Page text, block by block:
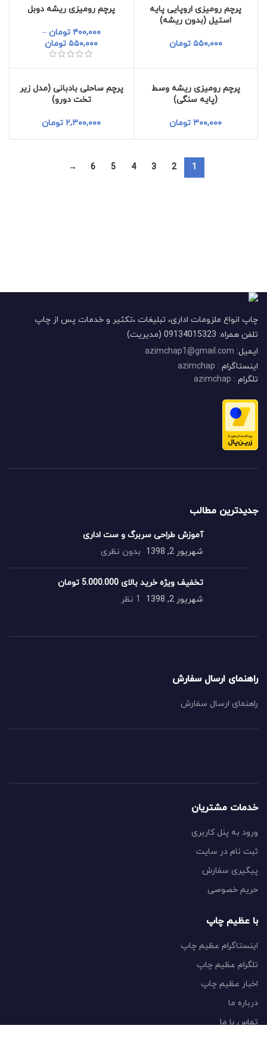
پرچم رومیزی اروپایی پایه
استیل (بدون ریشه)
۵۵۰,۰۰۰ تومان
پرچم رومیزی ریشه دوبل
۴۰۰,۰۰۰ تومان –
۵۵۰,۰۰۰ تومان
پرچم رومیزی ریشه وسط
(پایه سنگی)
۳۰۰,۰۰۰ تومان
پرچم ساحلی بادبانی (مدل زیر
تخت دورو)
۲,۳۰۰,۰۰۰ تومان
1
2
3
4
5
6
→
چاپ انواع ملزومات اداری، تبلیغات ،تکثیر و خدمات پس از چاپ
تلفن همراه: 09134015323 (مدیریت)
ایمیل: azimchap1@gmail.com
اینستاگرام : azimchap
تلگرام : azimchap
جدیدترین مطالب
آموزش طراحی سربرگ و ست اداری
شهریور 2, 1398
بدون نظری
تخفیف ویژه خرید بالای 5.000.000 تومان
شهریور 2, 1398
1 نظر
راهنمای ارسال سفارش
راهنمای ارسال سفارش
خدمات مشتریان
ورود به پنل کاربری
ثبت نام در سایت
پیگیری سفارش
حریم خصوصی
با عظیم چاپ
اینستاگرام عظیم چاپ
تلگرام عظیم چاپ
اخبار عظیم چاپ
درباره ما
تماس با ما